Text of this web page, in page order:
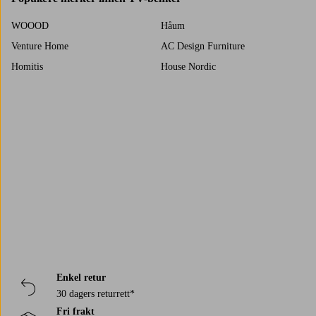
WOOOD
Håum
Venture Home
AC Design Furniture
Homitis
House Nordic
Enkel retur
30 dagers returrett*
Fri frakt